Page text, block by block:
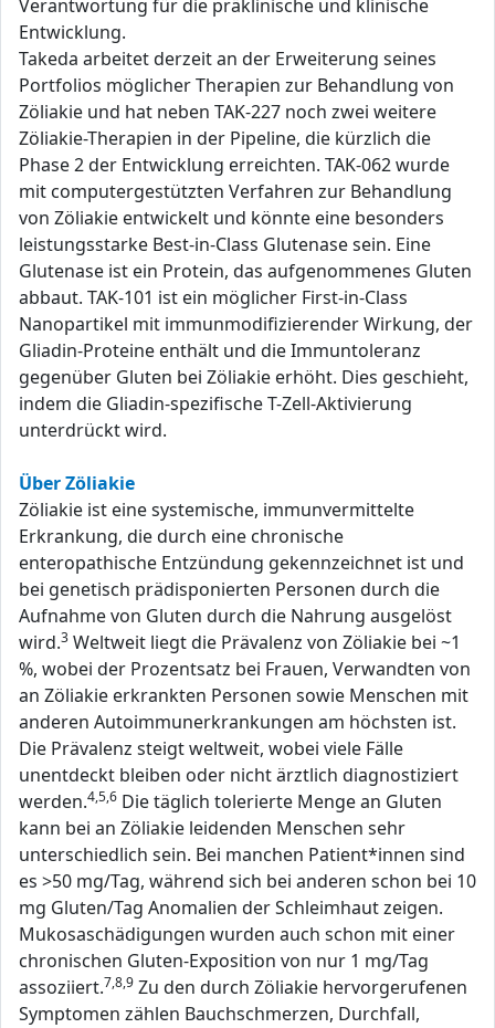
Verantwortung für die präklinische und klinische
Entwicklung.
Takeda arbeitet derzeit an der Erweiterung seines
Portfolios möglicher Therapien zur Behandlung von
Zöliakie und hat neben TAK-227 noch zwei weitere
Zöliakie-Therapien in der Pipeline, die kürzlich die
Phase 2 der Entwicklung erreichten. TAK-062 wurde
mit computergestützten Verfahren zur Behandlung
von Zöliakie entwickelt und könnte eine besonders
leistungsstarke Best-in-Class Glutenase sein. Eine
Glutenase ist ein Protein, das aufgenommenes Gluten
abbaut. TAK-101 ist ein möglicher First-in-Class
Nanopartikel mit immunmodifizierender Wirkung, der
Gliadin-Proteine enthält und die Immuntoleranz
gegenüber Gluten bei Zöliakie erhöht. Dies geschieht,
indem die Gliadin-spezifische T-Zell-Aktivierung
unterdrückt wird.
Über Zöliakie
Zöliakie ist eine systemische, immunvermittelte
Erkrankung, die durch eine chronische
enteropathische Entzündung gekennzeichnet ist und
bei genetisch prädisponierten Personen durch die
Aufnahme von Gluten durch die Nahrung ausgelöst
wird.3 Weltweit liegt die Prävalenz von Zöliakie bei ~1
%, wobei der Prozentsatz bei Frauen, Verwandten von
an Zöliakie erkrankten Personen sowie Menschen mit
anderen Autoimmunerkrankungen am höchsten ist.
Die Prävalenz steigt weltweit, wobei viele Fälle
unentdeckt bleiben oder nicht ärztlich diagnostiziert
werden.4,5,6 Die täglich tolerierte Menge an Gluten
kann bei an Zöliakie leidenden Menschen sehr
unterschiedlich sein. Bei manchen Patient*innen sind
es >50 mg/Tag, während sich bei anderen schon bei 10
mg Gluten/Tag Anomalien der Schleimhaut zeigen.
Mukosaschädigungen wurden auch schon mit einer
chronischen Gluten-Exposition von nur 1 mg/Tag
assoziiert.7,8,9 Zu den durch Zöliakie hervorgerufenen
Symptomen zählen Bauchschmerzen, Durchfall,